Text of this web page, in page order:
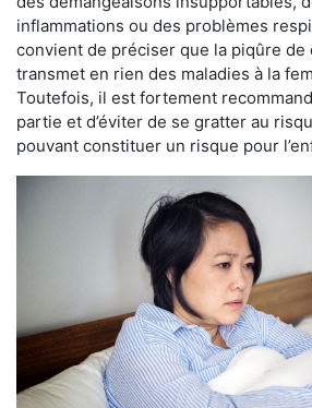
inflammations ou des problèmes
convient de préciser que la piqûre de
transmet en rien des maladies à la
Toutefois, il est fortement
partie et d’éviter de se gratter au
pouvant constituer un risque pour